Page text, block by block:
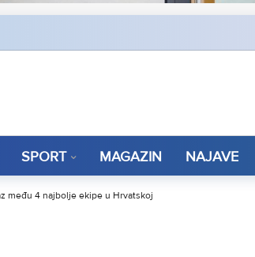
SPORT MAGAZIN NAJAVE
među 4 najbolje ekipe u Hrvatskoj